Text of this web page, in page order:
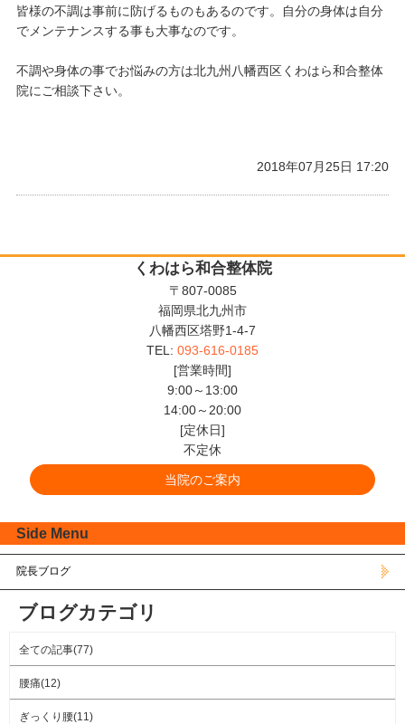
皆様の不調は事前に防げるものもあるのです。自分の身体は自分
でメンテナンスする事も大事なのです。
不調や身体の事でお悩みの方は北九州八幡西区くわはら和合整体
院にご相談下さい。
2018年07月25日 17:20
くわはら和合整体院
〒807-0085
福岡県北九州市
八幡西区塔野1-4-7
TEL: 093-616-0185
[営業時間]
9:00～13:00
14:00～20:00
[定休日]
不定休
当院のご案内
Side Menu
院長ブログ
ブログカテゴリ
全ての記事(77)
腰痛(12)
ぎっくり腰(11)